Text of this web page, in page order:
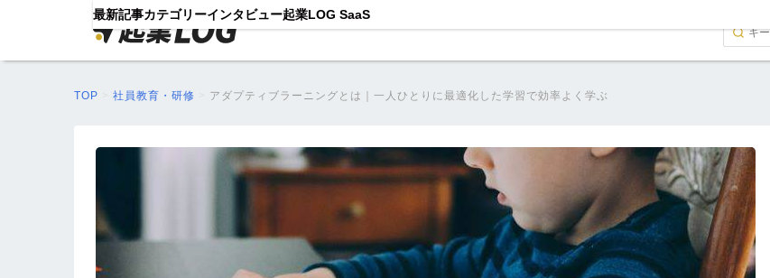
最新記事カテゴリーインタビュー起業LOG SaaS
TOP 社員教育・研修 アダプティブラーニングとは｜一人ひとりに最適化した学習で効率よく学ぶ